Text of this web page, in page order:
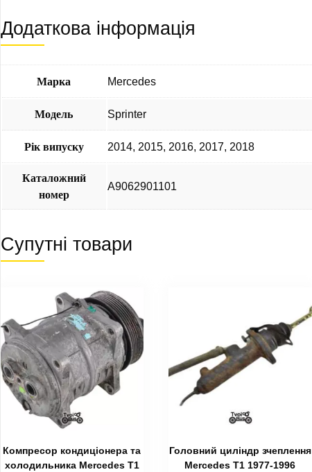
Додаткова інформація
Марка Mercedes
Модель Sprinter
Рік випуску 2014, 2015, 2016, 2017, 2018
Каталожний
номер
A9062901101
Супутні товари
Компресор кондиціонера та
холодильника Mercedes T1
Головний циліндр зчеплення
Mercedes T1 1977-1996